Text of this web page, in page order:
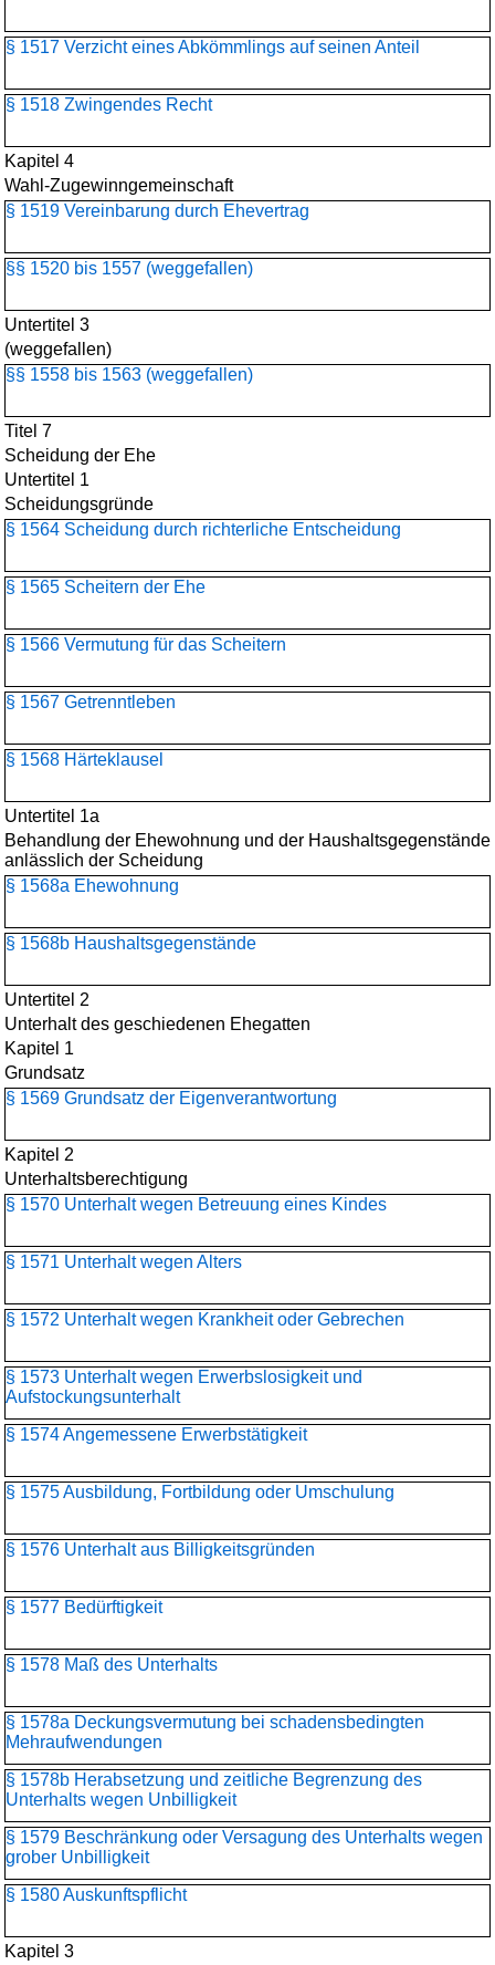
§ 1517 Verzicht eines Abkömmlings auf seinen Anteil
§ 1518 Zwingendes Recht
Kapitel 4
Wahl-Zugewinngemeinschaft
§ 1519 Vereinbarung durch Ehevertrag
§§ 1520 bis 1557 (weggefallen)
Untertitel 3
(weggefallen)
§§ 1558 bis 1563 (weggefallen)
Titel 7
Scheidung der Ehe
Untertitel 1
Scheidungsgründe
§ 1564 Scheidung durch richterliche Entscheidung
§ 1565 Scheitern der Ehe
§ 1566 Vermutung für das Scheitern
§ 1567 Getrenntleben
§ 1568 Härteklausel
Untertitel 1a
Behandlung der Ehewohnung und der Haushaltsgegenstände
anlässlich der Scheidung
§ 1568a Ehewohnung
§ 1568b Haushaltsgegenstände
Untertitel 2
Unterhalt des geschiedenen Ehegatten
Kapitel 1
Grundsatz
§ 1569 Grundsatz der Eigenverantwortung
Kapitel 2
Unterhaltsberechtigung
§ 1570 Unterhalt wegen Betreuung eines Kindes
§ 1571 Unterhalt wegen Alters
§ 1572 Unterhalt wegen Krankheit oder Gebrechen
§ 1573 Unterhalt wegen Erwerbslosigkeit und
Aufstockungsunterhalt
§ 1574 Angemessene Erwerbstätigkeit
§ 1575 Ausbildung, Fortbildung oder Umschulung
§ 1576 Unterhalt aus Billigkeitsgründen
§ 1577 Bedürftigkeit
§ 1578 Maß des Unterhalts
§ 1578a Deckungsvermutung bei schadensbedingten
Mehraufwendungen
§ 1578b Herabsetzung und zeitliche Begrenzung des
Unterhalts wegen Unbilligkeit
§ 1579 Beschränkung oder Versagung des Unterhalts wegen
grober Unbilligkeit
§ 1580 Auskunftspflicht
Kapitel 3